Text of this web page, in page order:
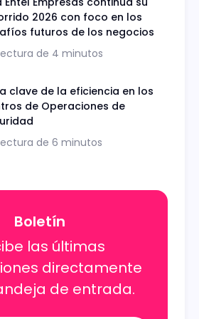
2026 con foco en los
futuros de los negocios
de 4 minutos
clave de la eficiencia en los
de Operaciones de
de 6 minutos
Boletín
las últimas
directamente
de entrada.